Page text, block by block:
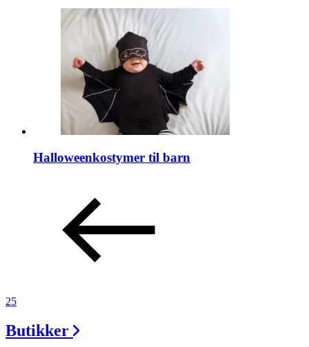
Halloweenkostymer til barn
25
Butikker